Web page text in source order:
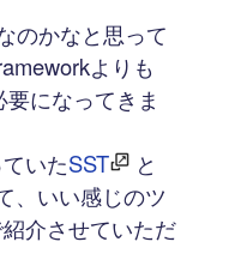
のかなと思って
よりも
になってきま
いたSST
と
、いい感じのツ
介させていただ